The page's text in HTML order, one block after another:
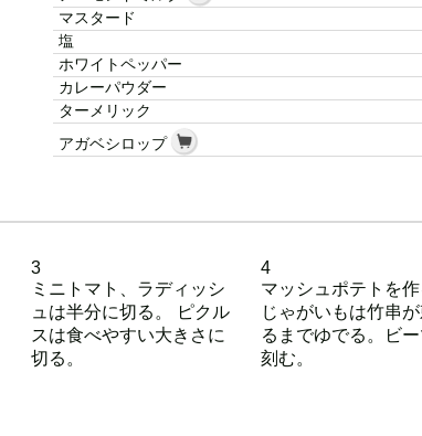
マスタード
塩
ホワイトペッパー
カレーパウダー
ターメリック
アガベシロップ
3
ミニトマト、ラディッシ
ュは半分に切る。 ピクル
スは食べやすい大きさに
切る。
4
マッシュポテトを作
じゃがいもは竹串が
るまでゆでる。ビ
刻む。